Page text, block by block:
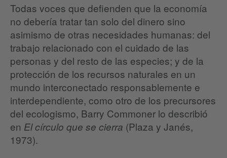
Todas voces que defienden que la economía
no debería tratar tan solo del dinero sino
asimismo de otras necesidades humanas: del
trabajo relacionado con el cuidado de las
personas y del resto de las especies; y de la
protección de los recursos naturales en un
mundo interconectado responsablemente e
interdependiente, como otro de los precursores
del ecologismo, Barry Commoner lo describió
en El círculo que se cierra (Plaza y Janés,
1973).